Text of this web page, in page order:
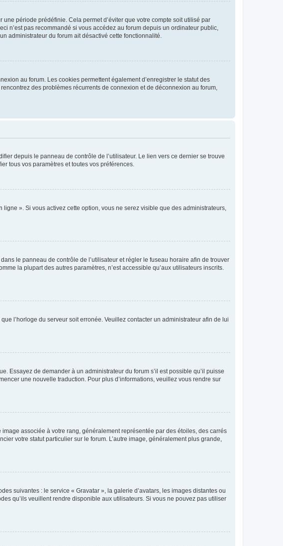
période prédéfinie. Cela permet d’éviter que votre compte soit utilisé par
n’est pas recommandé si vous accédez au forum depuis un ordinateur public,
administrateur du forum ait désactivé cette fonctionnalité.
au forum. Les cookies permettent également d’enregistrer le statut des
des problèmes récurrents de connexion et de déconnexion au forum,
depuis le panneau de contrôle de l’utilisateur. Le lien vers ce dernier se trouve
tous vos paramètres et toutes vos préférences.
». Si vous activez cette option, vous ne serez visible que des administrateurs,
le panneau de contrôle de l’utilisateur et régler le fuseau horaire afin de trouver
la plupart des autres paramètres, n’est accessible qu’aux utilisateurs inscrits.
l’horloge du serveur soit erronée. Veuillez contacter un administrateur afin de lui
Essayez de demander à un administrateur du forum s’il est possible qu’il puisse
une nouvelle traduction. Pour plus d’informations, veuillez vous rendre sur
associée à votre rang, généralement représentée par des étoiles, des carrés
votre statut particulier sur le forum. L’autre image, généralement plus grande,
suivantes : le service « Gravatar », la galerie d’avatars, les images distantes ou
qu’ils veuillent rendre disponible aux utilisateurs. Si vous ne pouvez pas utiliser